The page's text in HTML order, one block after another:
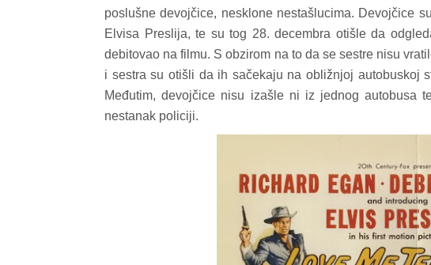
poslušne devojčice, nesklone nestašlucima. Devojčice
Elvisa Preslija, te su tog 28. decembra otišle da
debitovao na filmu. S obzirom na to da se sestre nisu
i sestra su otišli da ih sačekaju na obližnjoj autobuskoj
Međutim, devojčice nisu izašle ni iz jednog
nestanak policiji.